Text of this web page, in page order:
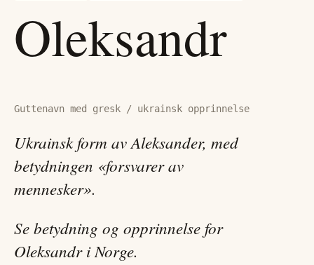
Oleksandr
Guttenavn med gresk / ukrainsk opprinnelse
Ukrainsk form av Aleksander, med
betydningen «forsvarer av
mennesker».
Se betydning og opprinnelse for
Oleksandr i Norge.